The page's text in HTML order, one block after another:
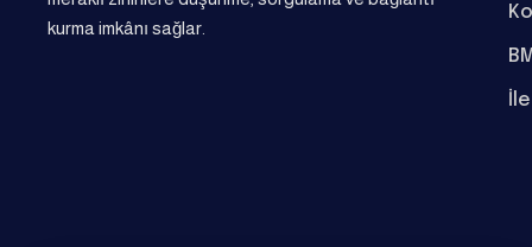
kurma imkânı sağlar.